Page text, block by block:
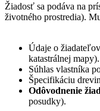
Žiadosť sa podáva na
životného prostredia).
Údaje o
katastrálnej mapy).
Súhlas vlastníka
Špecifikáciu
Odôvodnenie
posudky).